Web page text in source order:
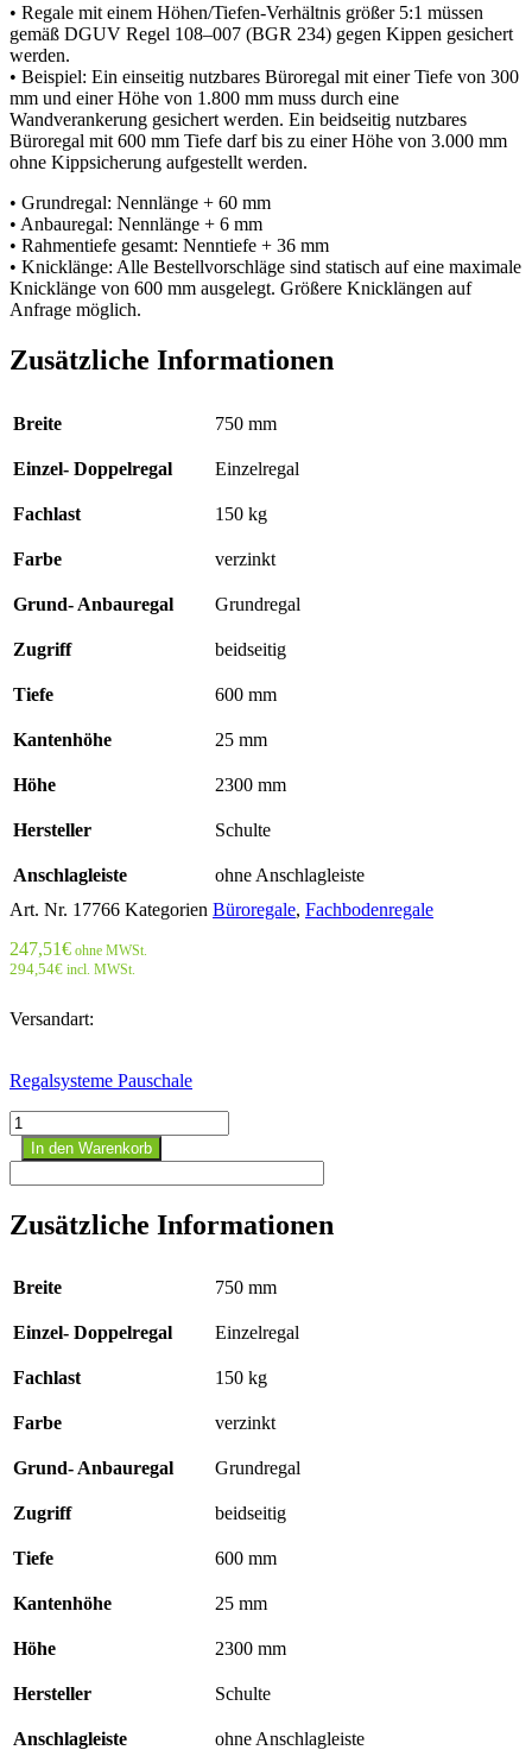
• Regale mit einem Höhen/Tiefen-Verhältnis größer 5:1 müssen
gemäß DGUV Regel 108–007 (BGR 234) gegen Kippen gesichert
werden.
• Beispiel: Ein einseitig nutzbares Büroregal mit einer Tiefe von 300
mm und einer Höhe von 1.800 mm muss durch eine
Wandverankerung gesichert werden. Ein beidseitig nutzbares
Büroregal mit 600 mm Tiefe darf bis zu einer Höhe von 3.000 mm
ohne Kippsicherung aufgestellt werden.
• Grundregal: Nennlänge + 60 mm
• Anbauregal: Nennlänge + 6 mm
• Rahmentiefe gesamt: Nenntiefe + 36 mm
• Knicklänge: Alle Bestellvorschläge sind statisch auf eine maximale
Knicklänge von 600 mm ausgelegt. Größere Knicklängen auf
Anfrage möglich.
Zusätzliche Informationen
Breite 750 mm
Einzel- Doppelregal Einzelregal
Fachlast 150 kg
Farbe verzinkt
Grund- Anbauregal Grundregal
Zugriff beidseitig
Tiefe 600 mm
Kantenhöhe 25 mm
Höhe 2300 mm
Hersteller Schulte
Anschlagleiste
ohne Anschlagleiste
Art. Nr. 17766 Kategorien Büroregale, Fachbodenregale
247,51€ ohne MWSt.
294,54€ incl. MWSt.
Versandart:
Regalsysteme Pauschale
Büroregal
Stecksystem
Grundregal
-
x
600
Typ
kg
Anschlagleiste
In den Warenkorb
Zusätzliche Informationen
Breite 750 mm
Einzel- Doppelregal Einzelregal
Fachlast 150 kg
Farbe verzinkt
Grund- Anbauregal Grundregal
Zugriff beidseitig
Tiefe 600 mm
Kantenhöhe 25 mm
Höhe 2300 mm
Hersteller Schulte
Anschlagleiste ohne Anschlagleiste